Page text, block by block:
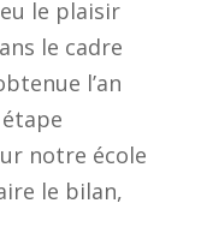
le plaisir
le cadre
l’an
notre école
le bilan,